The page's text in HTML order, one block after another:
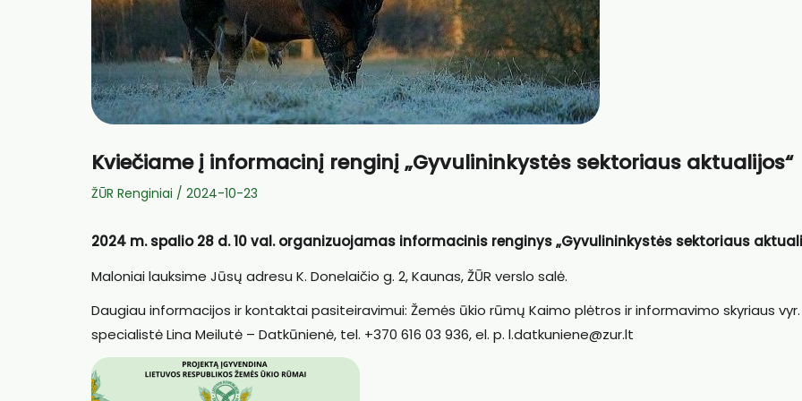
Kviečiame į informacinį renginį „Gyvulininkystės sektoriaus aktualijos“
ŽŪR Renginiai / 2024-10-23
2024 m. spalio 28 d. 10 val. organizuojamas informacinis renginys „Gyvulininkystės sektoriaus
Maloniai lauksime Jūsų adresu K. Donelaičio g. 2, Kaunas, ŽŪR verslo salė.
Daugiau informacijos ir kontaktai pasiteiravimui: Žemės ūkio rūmų Kaimo plėtros ir informavimo skyriaus vyr.
specialistė Lina Meilutė – Datkūnienė, tel. +370 616 03 936, el. p. l.datkuniene@zur.lt